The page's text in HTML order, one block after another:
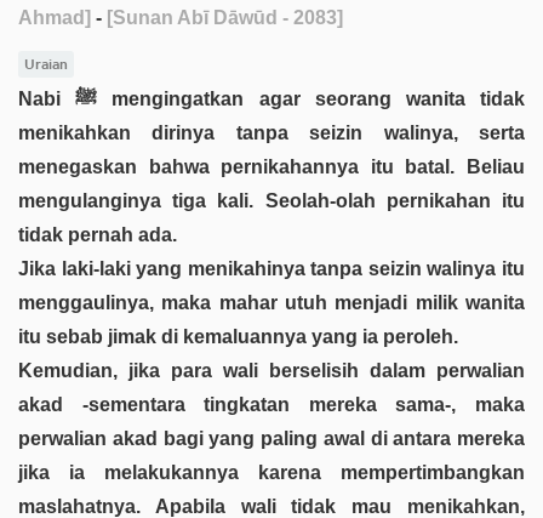
Ahmad] - [Sunan Abī Dāwūd - 2083]
Uraian
Nabi ﷺ mengingatkan agar seorang wanita tidak
menikahkan dirinya tanpa seizin walinya, serta
menegaskan bahwa pernikahannya itu batal. Beliau
mengulanginya tiga kali. Seolah-olah pernikahan itu
tidak pernah ada.
Jika laki-laki yang menikahinya tanpa seizin walinya itu
menggaulinya, maka mahar utuh menjadi milik wanita
itu sebab jimak di kemaluannya yang ia peroleh.
Kemudian, jika para wali berselisih dalam perwalian
akad -sementara tingkatan mereka sama-, maka
perwalian akad bagi yang paling awal di antara mereka
jika ia melakukannya karena mempertimbangkan
maslahatnya. Apabila wali tidak mau menikahkan,